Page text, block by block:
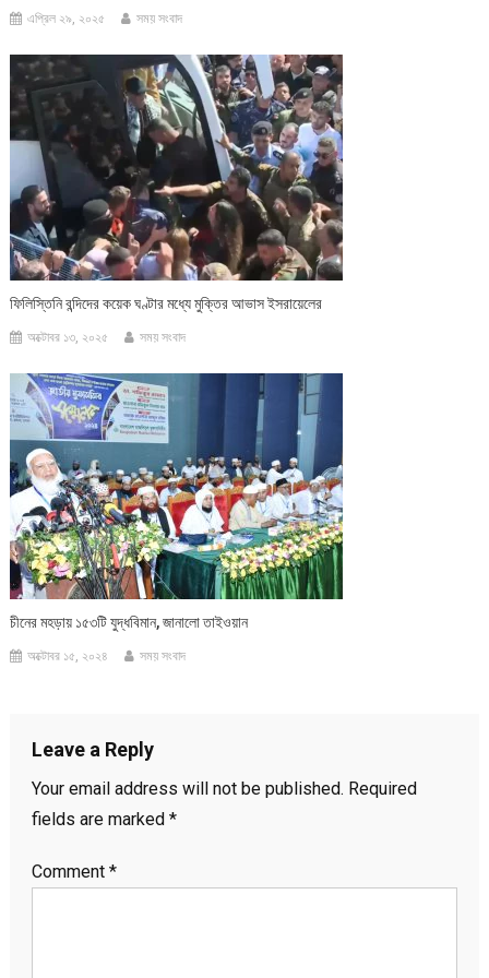
এপ্রিল ২৯, ২০২৫ সময় সংবাদ
ফিলিস্তিনি বন্দিদের কয়েক ঘণ্টার মধ্যে মুক্তির আভাস ইসরায়েলের
অক্টোবর ১৩, ২০২৫ সময় সংবাদ
চীনের মহড়ায় ১৫৩টি যুদ্ধবিমান, জানালো তাইওয়ান
অক্টোবর ১৫, ২০২৪ সময় সংবাদ
Leave a Reply
Your email address will not be published. Required
fields are marked *
Comment *